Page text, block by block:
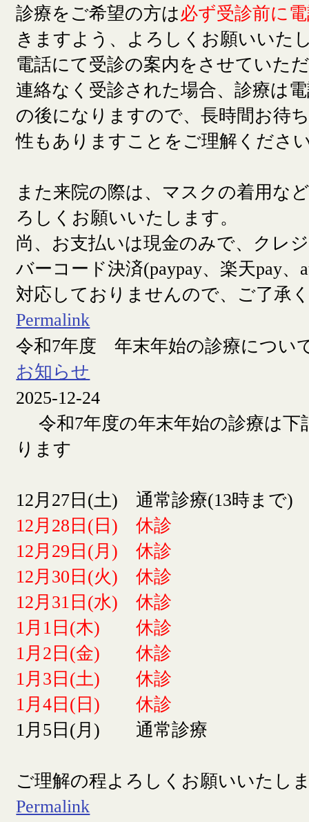
診療をご希望の方は必ず受診前に
きますよう、よろしくお願いいた
電話にて受診の案内をさせていた
連絡なく受診された場合、診療は
の後になりますので、長時間お待
性もありますことをご理解くださ
また来院の際は、マスクの着用な
ろしくお願いいたします。
尚、お支払いは現金のみで、クレ
バーコード決済(paypay、楽天pay、
対応しておりませんので、ご了承
Permalink
令和7年度 年末年始の診療につい
お知らせ
2025-12-24
令和7年度の年末年始の診療は下
ります
12月27日(土) 通常診療(13時まで)
12月28日(日) 休診
12月29日(月) 休診
12月30日(火) 休診
12月31日(水) 休診
1月1日(木) 休診
1月2日(金) 休診
1月3日(土) 休診
1月4日(日) 休診
1月5日(月) 通常診療
ご理解の程よろしくお願いいたし
Permalink